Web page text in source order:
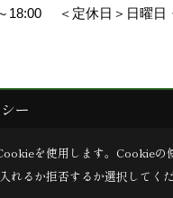
18:00
＜定休日＞日曜日
All Rights Reserved.
ー
を使用します。 Cookieの
れるか拒否するか選択してくだ